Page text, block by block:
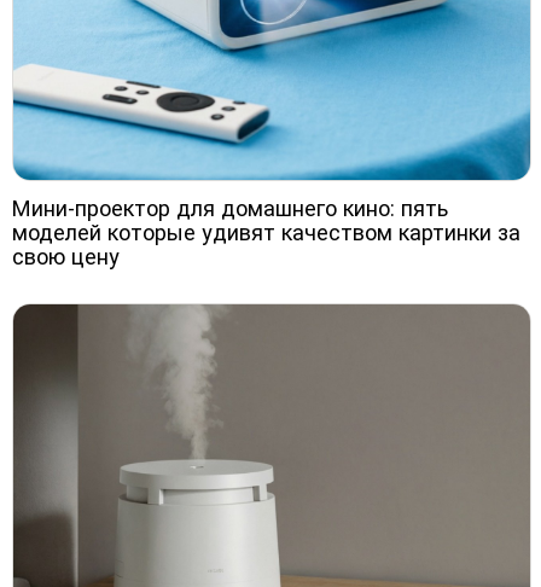
Мини-проектор для домашнего кино: пять
моделей которые удивят качеством картинки за
свою цену